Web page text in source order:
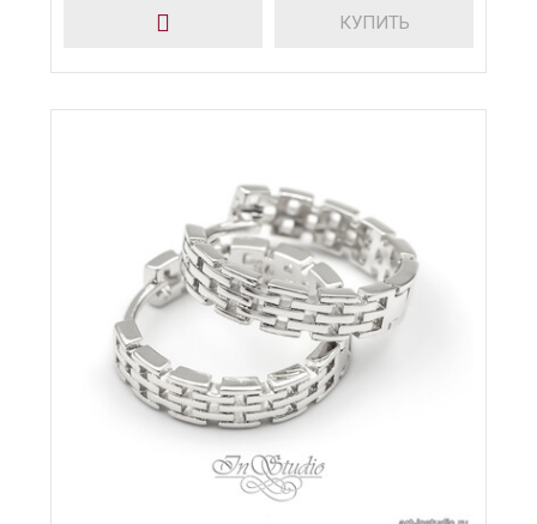
КУПИТЬ